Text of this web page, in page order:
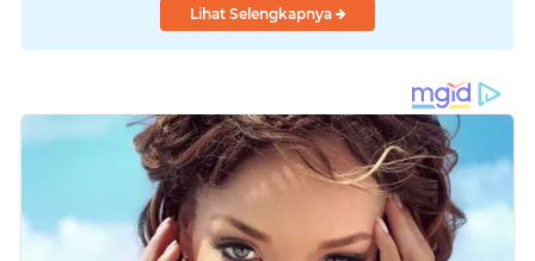
Lihat Selengkapnya